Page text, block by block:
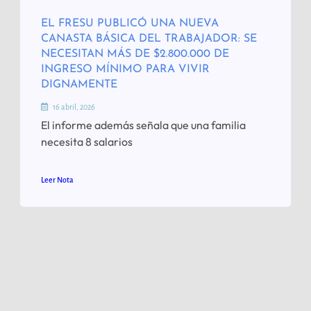
EL FRESU PUBLICÓ UNA NUEVA
CANASTA BÁSICA DEL TRABAJADOR: SE
NECESITAN MÁS DE $2.800.000 DE
INGRESO MÍNIMO PARA VIVIR
DIGNAMENTE
16 abril, 2026
El informe además señala que una familia
necesita 8 salarios
Leer Nota